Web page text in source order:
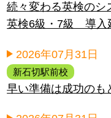
続々変わる英検のシ
英検6級・7級 導入
2026年07月31日
新石切駅前校
早い準備は成功のも